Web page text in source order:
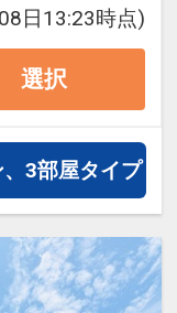
ックイン
。
日13:23時点)
選択
3部屋タイプ